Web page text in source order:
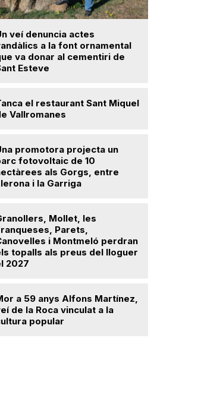
veí denuncia actes
a la font ornamental
va donar al cementiri de
Esteve
el restaurant Sant Miquel
Vallromanes
promotora projecta un
fotovoltaic de 10
als Gorgs, entre
i la Garriga
Mollet, les
Parets,
i Montmeló perdran
topalls als preus del lloguer
2027
a 59 anys Alfons Martínez,
de la Roca vinculat a la
popular